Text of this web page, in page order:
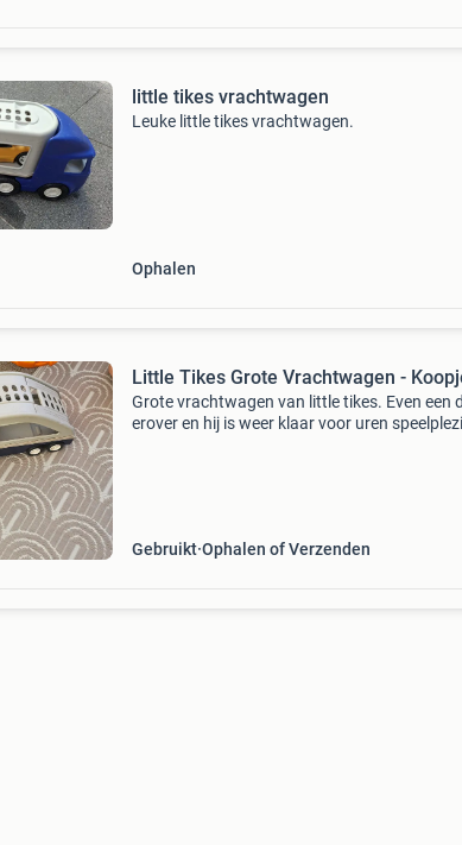
little tikes vrachtwagen
Leuke little tikes vrachtwagen.
Ophalen
Little Tikes Grote Vrachtwagen -
Grote vrachtwagen van little tikes. Even een
erover en hij is weer klaar voor uren
Gebruikt Ophalen of Verzenden